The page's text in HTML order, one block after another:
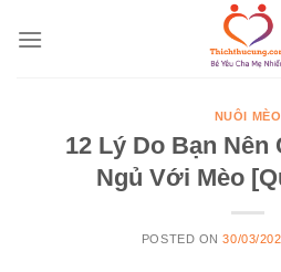
NUÔI MÈO
12 Lý Do Bạn Nên
Ngủ Với Mèo
POSTED ON30/03/